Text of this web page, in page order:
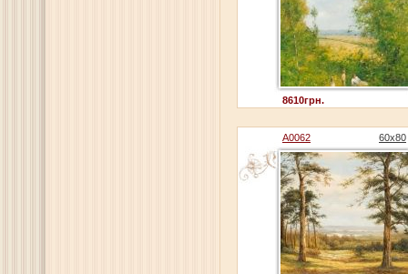
8610грн.
A0062 60x80